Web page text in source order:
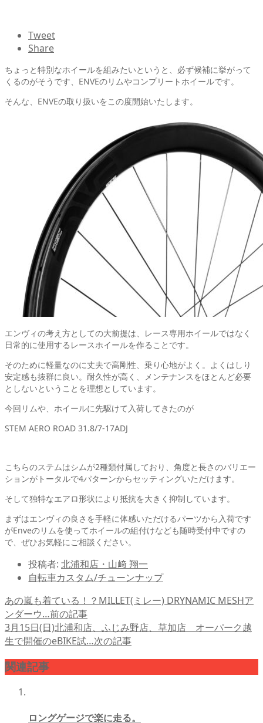
Tweet
Share
ちょっと特別なホイールを組みたいというと、必ず候補に挙がって
くるのがそうです、ENVEのリムやコンプリートホイールです。
そんな、ENVEの取り扱いをこの度開始いたします。
エンヴィの考え方としての大前提は、レース専用ホイールではなく
日常的に使用するレースホイールを作ることです。
そのために軽量なのに丈夫で高剛性、乗り心地がよく。よくはしり
安定感も抜群に良い。耐久性が高く、メンテナンスをほとんど必要
としないということを理想としています。
今回リムや、ホイールに先駆けて入荷してきたのが
STEM AERO ROAD 31.8/7-17ADJ
こちらのステムはシムが2種類付属しており、角度と長さのバリエー
ションがトータルで4パターンからセッティングいただけます。
そして独特なエアロ形状により抵抗を大きく抑制しています。
まずはエンヴィの良さを手軽に体感いただけるパーツから入荷です
がEnveのリムを使ってホイールの組付けなども随時受付中ですの
で、ぜひお気軽にご相談ください。
投稿者: 北浦和店・山﨑 翔一
自転車カスタム/チューンナップ
あの嵐も着ている！？MILLET(ミレー) DRYNAMIC MESHア
ンダーウ…前の記事
3月15日(日)北浦和店、ふじみ野店、草加店 オーパーク越
生で開催のeBIKE試…次の記事
関連記事
ロングゲージで楽に走る。